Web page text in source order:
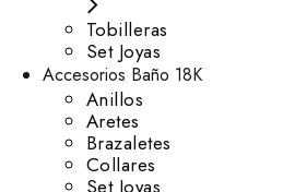
Tobilleras
Set Joyas
Accesorios Baño 18K
Anillos
Aretes
Brazaletes
Collares
Set Joyas